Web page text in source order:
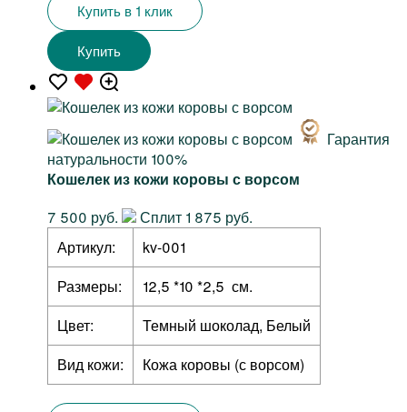
Купить в 1 клик
Купить
Гарантия
натуральности 100%
Кошелек из кожи коровы с ворсом
7 500 руб.
Сплит 1 875 руб.
Артикул:
kv-001
Размеры:
12,5 *10 *2,5 см.
Цвет:
Темный шоколад, Белый
Вид кожи:
Кожа коровы (с ворсом)